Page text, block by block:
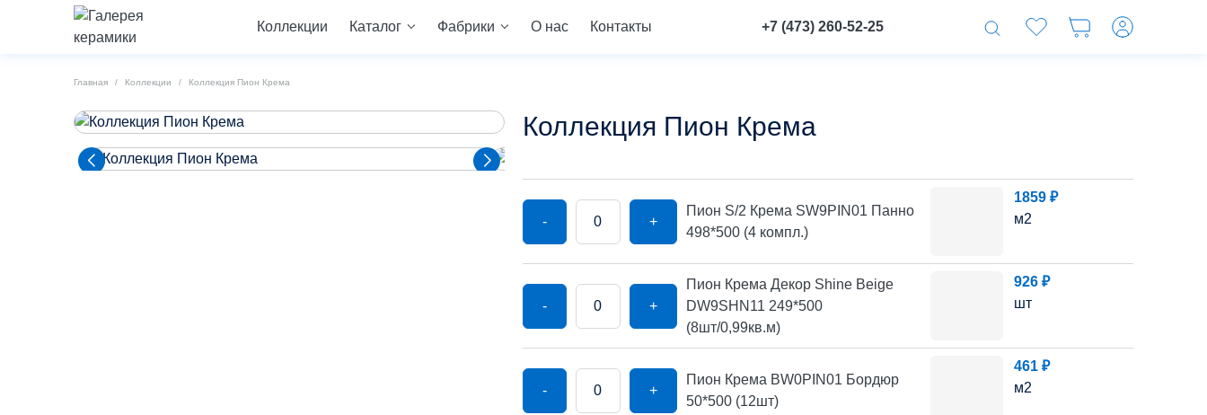
Коллекции Каталог Фабрики О нас Контакты +7 (473) 260-52-25
Главная Коллекции Коллекция Пион Крема
Коллекция Пион Крема
- +
Пион S/2 Крема SW9PIN01 Панно
498*500 (4 компл.)
1859 ₽
м2
- +
Пион Крема Декор Shine Beige
DW9SHN11 249*500
(8шт/0,99кв.м)
926 ₽
шт
- +
Пион Крема BW0PIN01 Бордюр
50*500 (12шт)
461 ₽
м2